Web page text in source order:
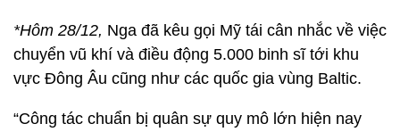
*Hôm 28/12, Nga đã kêu gọi Mỹ tái cân nhắc về việc
chuyển vũ khí và điều động 5.000 binh sĩ tới khu
vực Đông Âu cũng như các quốc gia vùng Baltic.
“Công tác chuẩn bị quân sự quy mô lớn hiện nay